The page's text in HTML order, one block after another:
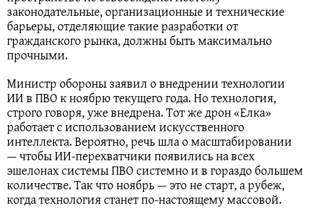
законодательные, организационные и технические
барьеры, отделяющие такие разработки от
гражданского рынка, должны быть максимально
прочными.
Министр обороны заявил о внедрении технологии
ИИ в ПВО к ноябрю текущего года. Но технология,
строго говоря, уже внедрена. Тот же дрон «Елка»
работает с использованием искусственного
интеллекта. Вероятно, речь шла о масштабировании
— чтобы ИИ-перехватчики появились на всех
эшелонах системы ПВО системно и в гораздо большем
количестве. Так что ноябрь — это не старт, а рубеж,
когда технология станет по-настоящему массовой.